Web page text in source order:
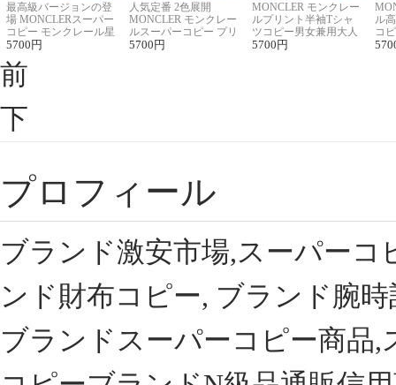
最高級バージョンの登
場 MONCLERスーパー
コピー モンクレール星
座半袖Tシャツ
5700 円
人気定番 2色展開
MONCLER モンクレー
ルスーパーコピー プリ
ント半袖Tシャツ
5700 円
MONCLER モンクレー
ルプリント半袖Tシャ
ツコピー男女兼用大人
可愛い春夏コーデ
5700 円
ル
コ
ィ
前
下
プロフィール
ブランド激安市場,スーパー
ンド財布コピー, ブランド腕
ブランドスーパーコピー商品